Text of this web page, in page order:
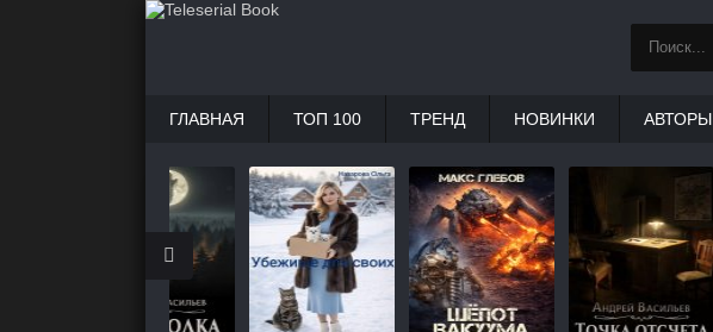
ГЛАВНАЯ ТОП 100 ТРЕНД НОВИНКИ АВТОРЫ